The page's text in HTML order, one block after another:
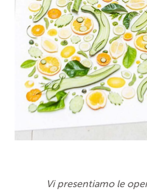
Vi presentiamo le